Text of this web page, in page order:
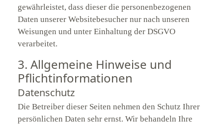
gewährleistet, dass dieser die personenbezogenen
Daten unserer Websitebesucher nur nach unseren
Weisungen und unter Einhaltung der DSGVO
verarbeitet.
3. Allgemeine Hinweise und
Pflicht­informationen
Datenschutz
Die Betreiber dieser Seiten nehmen den Schutz Ihrer
persönlichen Daten sehr ernst. Wir behandeln Ihre